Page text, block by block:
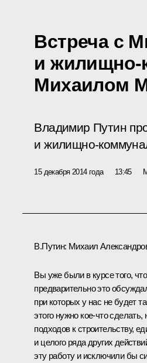
Встреча с
и жилищно-
Михаилом
Владимир Путин
и жилищно-
15 декабря 2014 года 13:45
В.Путин: Михаил
Вы уже были в курсе того,
предварительно это
при которых у нас не будет
этого нужно кое‑что
подходов к строительству,
и целого ряда других
эту работу и исключили бы